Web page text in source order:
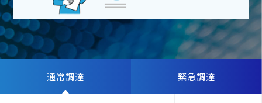
通常調達 緊急調達